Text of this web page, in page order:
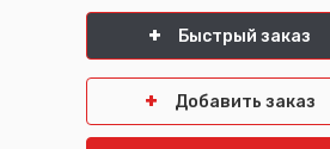
Быстрый заказ
Добавить заказ